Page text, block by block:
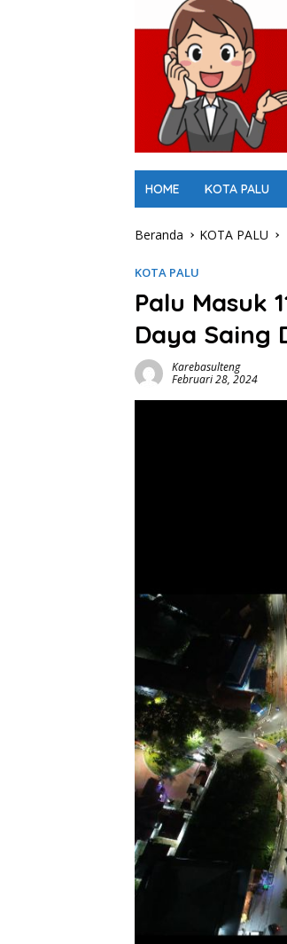
HOME KOTA PALU
Beranda KOTA PALU
KOTA PALU
Palu Masuk
Daya Saing
Karebasulteng
Februari 28, 2024